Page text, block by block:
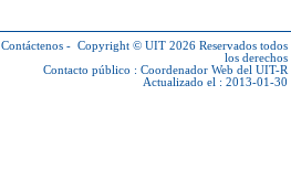
Contáctenos - Copyright © UIT 2026 Reservados todos
los derechos
Contacto público : Coordenador Web del UIT-R
Actualizado el : 2013-01-30